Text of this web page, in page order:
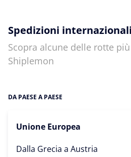
Spedizioni internazionali
Scopra alcune delle rotte
Shiplemon
DA PAESE A PAESE
Unione Europea
Dalla Grecia a Austria